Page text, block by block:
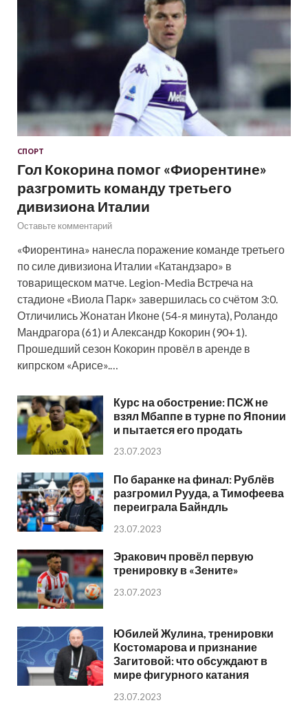
СПОРТ
Гол Кокорина помог «Фиорентине»
разгромить команду третьего
дивизиона Италии
Оставьте комментарий
«Фиорентина» нанесла поражение команде третьего
по силе дивизиона Италии «Катандзаро» в
товарищеском матче. Legion-Media Встреча на
стадионе «Виола Парк» завершилась со счётом 3:0.
Отличились Жонатан Иконе (54-я минута), Роландо
Мандрагора (61) и Александр Кокорин (90+1).
Прошедший сезон Кокорин провёл в аренде в
кипрском «Арисе».…
Курс на обострение: ПСЖ не
взял Мбаппе в турне по Японии
и пытается его продать
23.07.2023
По баранке на финал: Рублёв
разгромил Рууда, а Тимофеева
переиграла Байндль
23.07.2023
Эракович провёл первую
тренировку в «Зените»
23.07.2023
Юбилей Жулина, тренировки
Костомарова и признание
Загитовой: что обсуждают в
мире фигурного катания
23.07.2023